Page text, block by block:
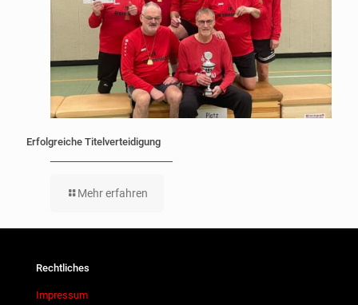
Erfolgreiche Titelverteidigung
Mehr erfahren
Rechtliches
Impressum